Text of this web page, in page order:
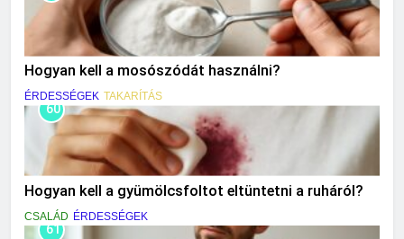
Hogyan kell a mosószódát használni?
ÉRDESSÉGEK TAKARÍTÁS
60
Hogyan kell a gyümölcsfoltot eltüntetni a ruháról?
CSALÁD ÉRDESSÉGEK
61